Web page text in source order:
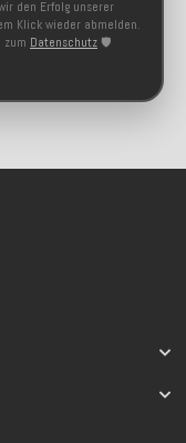
den Erfolg unserer
Klick wieder abmelden.
zum Datenschutz 🛡️